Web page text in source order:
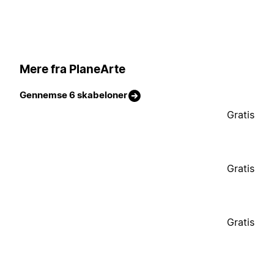
Mere fra PlaneArte
Gennemse 6 skabeloner
Gratis
Gratis
Gratis